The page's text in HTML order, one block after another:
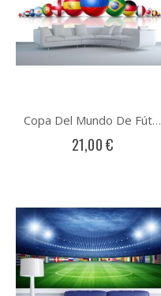
Copa Del Mundo De Fútbol
21,00 €